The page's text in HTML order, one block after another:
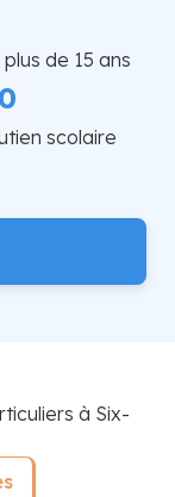
de 15 ans
scolaire